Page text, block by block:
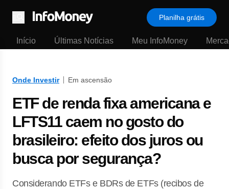
Menu
Planilha grátis
Início Últimas Notícias Meu InfoMoney
Onde Investir Em ascensão
ETF de renda fixa americana e
LFTS11 caem no gosto do
brasileiro: efeito dos juros ou
busca por segurança?
Considerando ETFs e BDRs de ETFs (recibos de